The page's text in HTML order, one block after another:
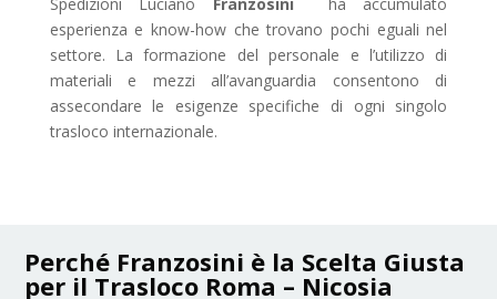
esperienza e know-how che trovano pochi eguali nel
settore. La formazione del personale e l’utilizzo di
materiali e mezzi all’avanguardia consentono di
assecondare le esigenze specifiche di ogni singolo
trasloco internazionale.
Perché Franzosini è la Scelta Giusta
per il Trasloco Roma – Nicosia